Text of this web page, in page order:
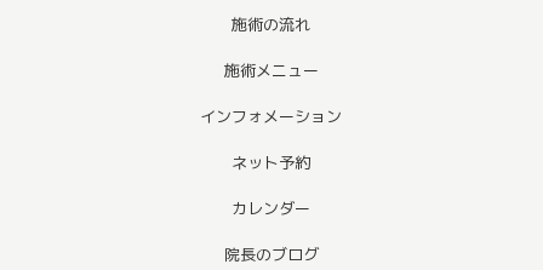
施術の流れ
施術メニュー
インフォメーション
ネット予約
カレンダー
院長のブログ